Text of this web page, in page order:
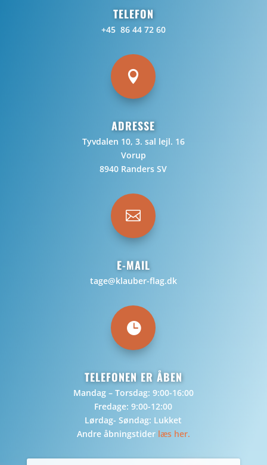
TELEFON
+45 86 44 72 60

ADRESSE
Tyvdalen 10, 3. sal lejl. 16
Vorup
8940 Randers SV

E-MAIL
tage@klauber-flag.dk

TELEFONEN ER ÅBEN
Mandag – Torsdag: 9:00-16:00
Fredage: 9:00-12:00
Lørdag- Søndag: Lukket
Andre åbningstider læs her.